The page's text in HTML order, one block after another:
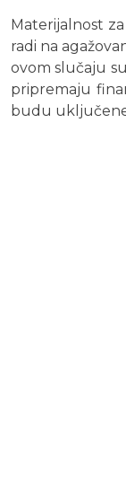
Materijalnost
radi na
ovom slučaju
pripremaju
budu